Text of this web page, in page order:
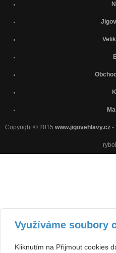
Copyright © 2015 www.jigovehlavy.cz -
Využíváme soubory
Kliknutím na Přijmout cookies